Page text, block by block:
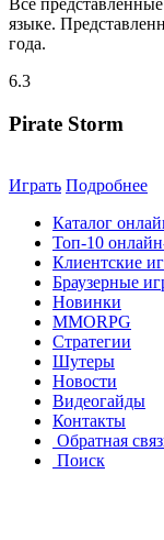
языке.
года.
6.3
Pirate Storm
Играть Подробнее
Каталог
Топ-10
Клиентские
Браузерные
Новинки
MMORPG
Стратегии
Шутеры
Новости
Видеогайды
Контакты
Обратная
Поиск